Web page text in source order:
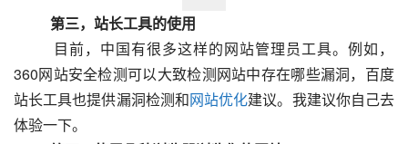
第三，站长工具的使用
360网站安全检测可以大致检测网站中存在哪些漏洞，百度
站长工具也提供漏洞检测和网站优化建议。我建议你自己去
体验一下。